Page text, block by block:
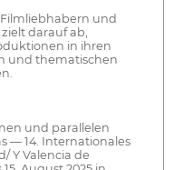
Filmliebhabern und
darauf ab,
in ihren
und thematischen
und parallelen
— 14. Internationales
Y Valencia de